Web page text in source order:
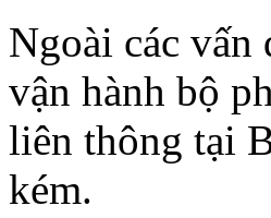
Ngoài các vấn
vận hành bộ
liên thông tại
kém.